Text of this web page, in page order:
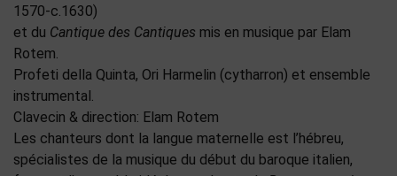
1570-c.1630)
et du Cantique des Cantiques mis en musique par Elam
Rotem.
Profeti della Quinta, Ori Harmelin (cytharron) et ensemble
instrumental.
Clavecin & direction: Elam Rotem
Les chanteurs dont la langue maternelle est l’hébreu,
spécialistes de la musique du début du baroque italien,